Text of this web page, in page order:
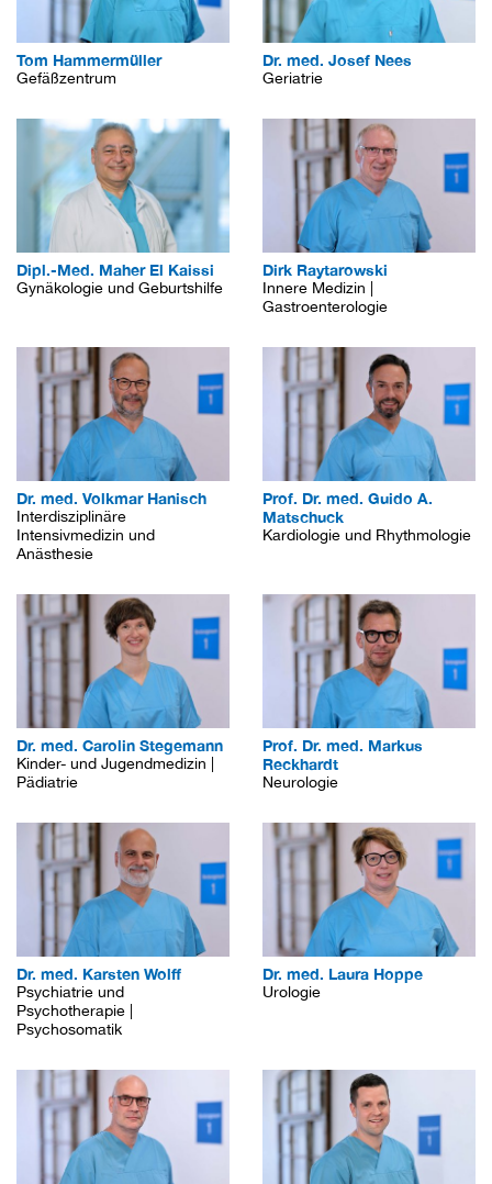
Tom Hammermüller
Gefäßzentrum
Dr. med. Josef Nees
Geriatrie
Dipl.-Med. Maher El Kaissi
Gynäkologie und Geburtshilfe
Dirk Raytarowski
Innere Medizin |
Gastroenterologie
Dr. med. Volkmar Hanisch
Interdisziplinäre
Intensivmedizin und
Anästhesie
Prof. Dr. med. Guido A.
Matschuck
Kardiologie und Rhythmologie
Dr. med. Carolin Stegemann
Kinder- und Jugendmedizin |
Pädiatrie
Prof. Dr. med. Markus
Reckhardt
Neurologie
Dr. med. Karsten Wolff
Psychiatrie und
Psychotherapie |
Psychosomatik
Dr. med. Laura Hoppe
Urologie